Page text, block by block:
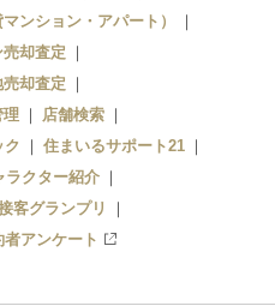
ンション・アパート）
却査定
売却査定
理
店舗検索
ク
住まいるサポート21
ラクター紹介
客グランプリ
者アンケート